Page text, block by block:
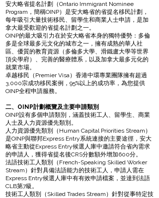
安大略省提名計劃（Ontario Immigrant Nominee
Program，簡稱OINP）是安大略省的省提名移民計劃，
每年吸引大量技術移民、留學生和商業人士申請，是加
拿大最受歡迎的省提名計劃之一。
OINP的最大吸引力在於安大略省本身的獨特優勢：多倫
多是全球最多元文化的城市之一，擁有成熟的華人社
區、優質的教育資源（多倫多大學、滑鐵盧大學等世界
頂尖學府）、完善的醫療體系，以及加拿大最多元化的
就業市場。
卓越移民（Premier Visa）香港中環專業團隊擁有超過
3,000宗成功移民案例，95%以上的成功率，為您提供
OINP全程申請服務。
二、OINP計劃概覽及主要申請類別
OINP設有多個申請類別，涵蓋技術工人、留學生、商業
人士及人力資源優先類別。
人力資源優先類別（Human Capital Priorities Stream）
是OINP與聯邦Express Entry系統連接的主要途徑，安大
略省主動從Express Entry候選人庫中邀請符合省內需求
的申請人，獲得省提名後CRS分數額外增加600分。
法語技術工人類別（French-Speaking Skilled Worker
Stream）針對具備法語能力的技術工人，申請人需在
Express Entry候選人庫中有有效申請檔案，並達到法語
CLB第7級。
技術工人類別（Skilled Trades Stream）針對從事特定技